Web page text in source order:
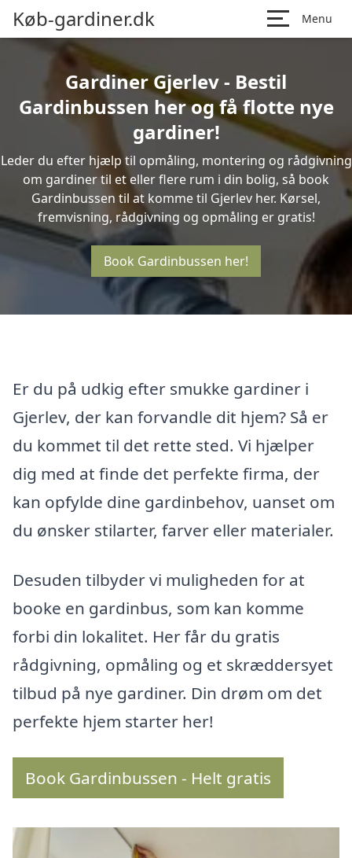
Køb-gardiner.dk Menu
Gardiner Gjerlev - Bestil
Gardinbussen her og få flotte nye
gardiner!
Leder du efter hjælp til opmåling, montering og rådgivning
om gardiner til et eller flere rum i din bolig, så book
Gardinbussen til at komme til Gjerlev her. Kørsel,
fremvisning, rådgivning og opmåling er gratis!
Book Gardinbussen her!
Er du på udkig efter smukke gardiner i
Gjerlev, der kan forvandle dit hjem? Så er
du kommet til det rette sted. Vi hjælper
dig med at finde det perfekte firma, der
kan opfylde dine gardinbehov, uanset om
du ønsker stilarter, farver eller materialer.
Desuden tilbyder vi muligheden for at
booke en gardinbus, som kan komme
forbi din lokalitet. Her får du gratis
rådgivning, opmåling og et skræddersyet
tilbud på nye gardiner. Din drøm om det
perfekte hjem starter her!
Book Gardinbussen - Helt gratis